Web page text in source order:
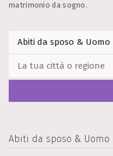
matrimonio da sogno.
Abiti da sposo & Uomo